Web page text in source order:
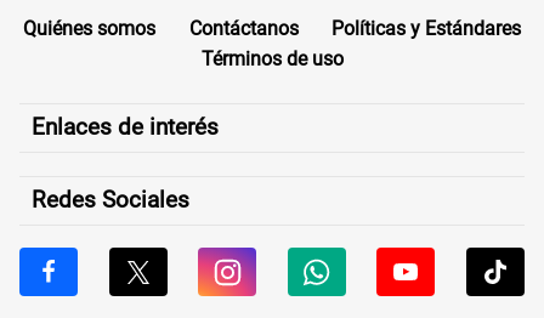
Quiénes somos Contáctanos
Políticas y Estándares
Términos de uso
Enlaces de interés
Redes Sociales